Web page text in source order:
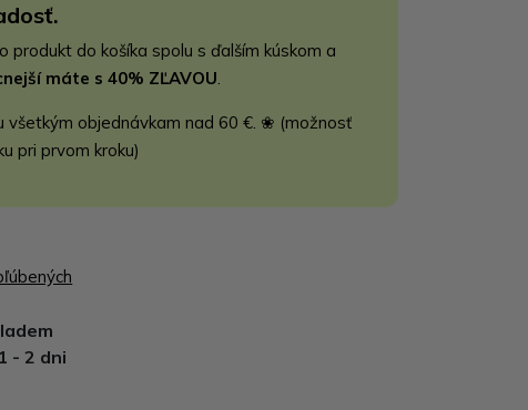
produkt do košíka spolu s ďalším kúskom a
máte s 40% ZĽAVOU.
všetkým objednávkam nad 60 €. ❀ (možnosť
pri prvom kroku)
1 - 2 dni